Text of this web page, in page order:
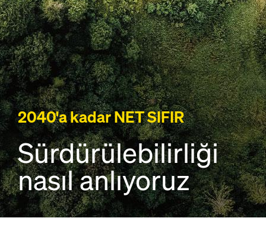
2040'a kadar NET SIFIR
Sürdürülebilirliği
nasıl anlıyoruz